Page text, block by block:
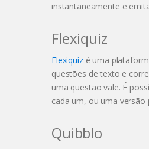
instantaneamente e
Flexiquiz
Flexiquizé uma
questões de texto e
uma questão vale. É
cada um, ou uma
Quibblo